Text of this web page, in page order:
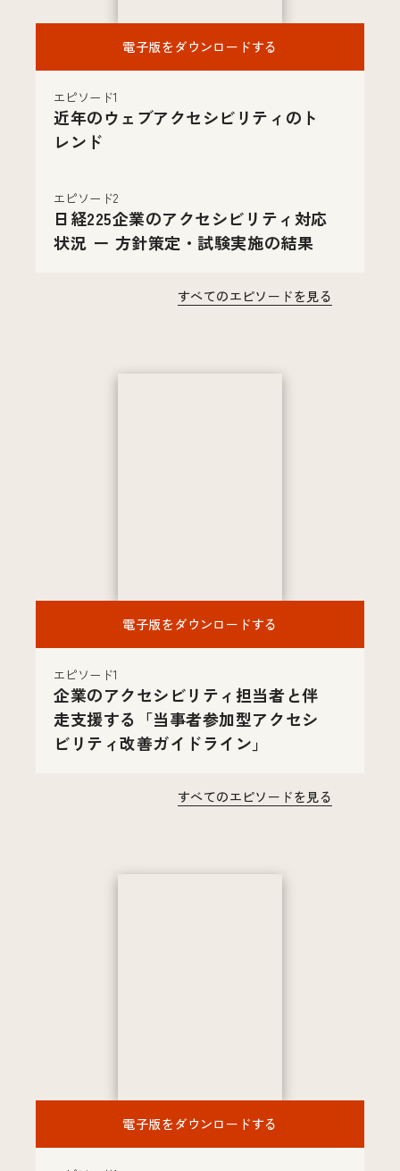
電子版をダウンロードする
エピソード1
近年のウェブアクセシビリティのト
レンド
エピソード2
日経225企業のアクセシビリティ対応
状況 ー 方針策定・試験実施の結果
すべてのエピソードを見る
電子版をダウンロードする
エピソード1
企業のアクセシビリティ担当者と伴
走支援する「当事者参加型アクセシ
ビリティ改善ガイドライン」
すべてのエピソードを見る
電子版をダウンロードする